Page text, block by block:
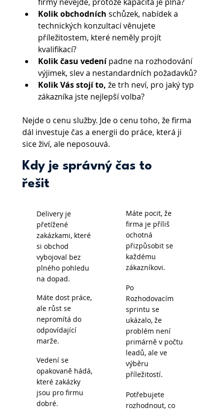
Kolik obchodních schůzek, nabídek a
technických konzultací věnujete
příležitostem, které neměly projít
kvalifikací?
Kolik času vedení padne na rozhodování
výjimek, slev a nestandardních požadavků?
Kolik Vás stojí to, že trh neví, pro jaký typ
zákazníka jste nejlepší volba?
Nejde o cenu služby. Jde o cenu toho, že firma
dál investuje čas a energii do práce, která ji
sice živí, ale neposouvá.
Kdy je správný čas to
řešit
Delivery je
přetížené
zakázkami, které
si obchod
vybojoval bez
plného pohledu
na dopad.
Máte dost práce,
ale růst se
nepromítá do
odpovídající
marže.
Vedení se
opakovaně hádá,
které zakázky
jsou pro firmu
dobré.
Máte pocit, že
firma je příliš
ochotná
přizpůsobit se
každému
zákazníkovi.
Po
Rozhodovacím
sprintu se
ukázalo, že
problém není
primárně v počtu
leadů, ale ve
výběru
příležitostí.
Potřebujete
rozhodnout, co